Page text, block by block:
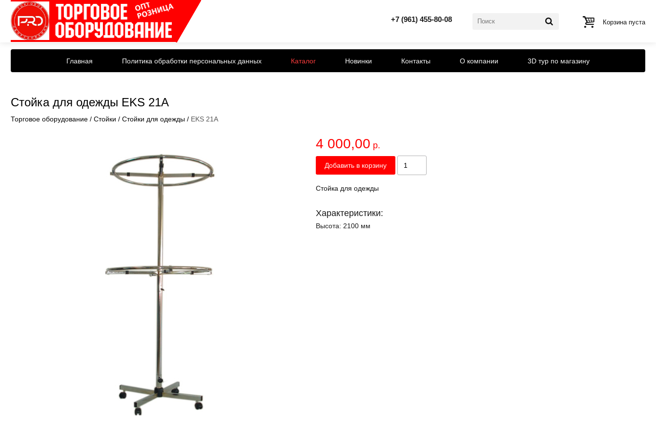
Корзина пуста
+7 (961) 455-80-08
Главная Политика обработки персональных данных Каталог Новинки Контакты О компании 3D тур по магазину
Стойка для одежды EKS 21A
Торговое оборудование / Стойки / Стойки для одежды / EKS 21A
4 000,00 р.
Добавить в корзину
Стойка для одежды
Характеристики:
Высота: 2100 мм